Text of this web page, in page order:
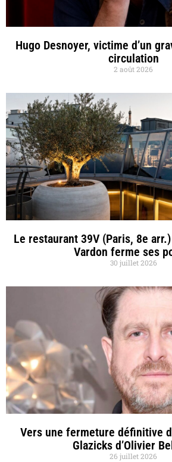
Hugo Desnoyer, victime d’un
circulation
2 août 2026
Le restaurant 39V (Paris, 8e
Vardon ferme ses
30 juillet 2026
Vers une fermeture définitive
Glazicks d’Olivier
26 juillet 2026